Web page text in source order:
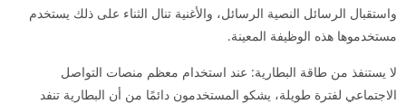
واستقبال الرسائل النصية الرسائل، والأغنية تنال الثناء على ذلك يستخدم
مستخدموها هذه الوظيفة المعينة.
لا يستنفذ من طاقة البطارية: عند استخدام معظم منصات التواصل
الاجتماعي لفترة طويلة، يشكو المستخدمون دائمًا من أن البطارية تنفد